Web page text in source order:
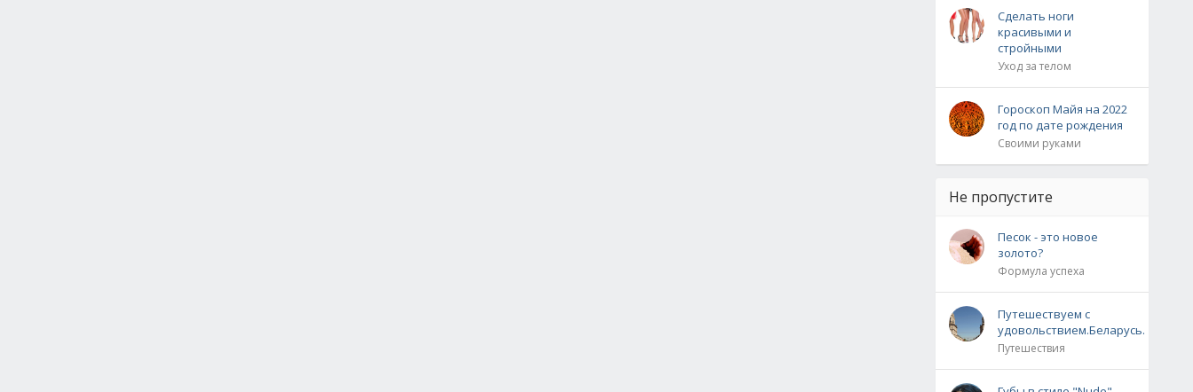
Сделать ноги
красивыми и
стройными
Уход за телом
Гороскоп Майя на 2022
год по дате рождения
Своими руками
Не пропустите
Песок - это новое
золото?
Формула успеха
Путешествуем с
удовольствием.Беларусь.
Путешествия